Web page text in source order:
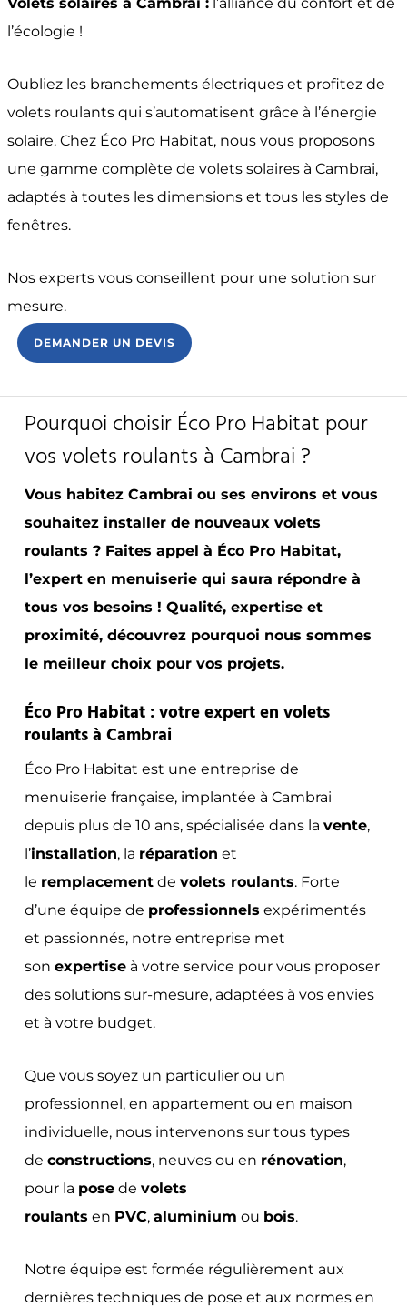
l’écologie !
Oubliez les branchements électriques et profitez de
volets roulants qui s’automatisent grâce à l’énergie
solaire. Chez Éco Pro Habitat, nous vous proposons
une gamme complète de volets solaires à Cambrai,
adaptés à toutes les dimensions et tous les styles de
fenêtres.
Nos experts vous conseillent pour une solution sur
mesure.
DEMANDER UN DEVIS
Pourquoi choisir Éco Pro Habitat pour
vos volets roulants à Cambrai ?
Vous habitez Cambrai ou ses environs et vous
souhaitez installer de nouveaux volets
roulants ? Faites appel à Éco Pro Habitat,
l’expert en menuiserie qui saura répondre à
tous vos besoins ! Qualité, expertise et
proximité, découvrez pourquoi nous sommes
le meilleur choix pour vos projets.
Éco Pro Habitat : votre expert en volets
roulants à Cambrai
Éco Pro Habitat est une entreprise de
menuiserie française, implantée à Cambrai
depuis plus de 10 ans, spécialisée dans la vente,
l’installation, la réparation et
le remplacementde volets roulants. Forte
d’une équipe de professionnels expérimentés
et passionnés, notre entreprise met
son expertiseà votre service pour vous proposer
des solutions sur-mesure, adaptées à vos envies
et à votre budget.
Que vous soyez un particulier ou un
professionnel, en appartement ou en maison
individuelle, nous intervenons sur tous types
de constructions, neuves ou en rénovation,
pour la posede volets
roulants en PVC, aluminium ou bois.
Notre équipe est formée régulièrement aux
dernières techniques de pose et aux normes en